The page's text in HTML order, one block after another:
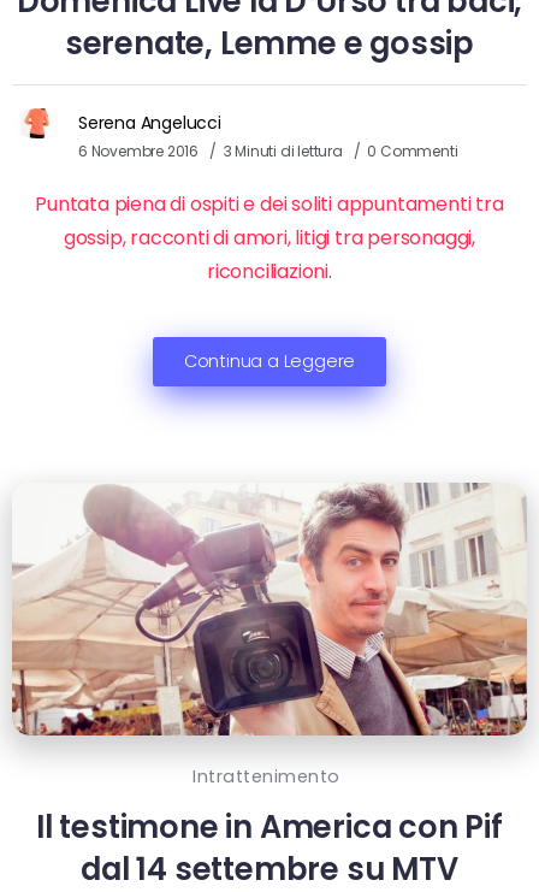
serenate, Lemme e gossip
Serena Angelucci
6 Novembre 2016 3 Minuti di lettura 0 Commenti
Puntata piena di ospiti e dei soliti appuntamenti tra
gossip, racconti di amori, litigi tra personaggi,
riconciliazioni.
Continua a Leggere
Intrattenimento
Il testimone in America con Pif
dal 14 settembre su MTV